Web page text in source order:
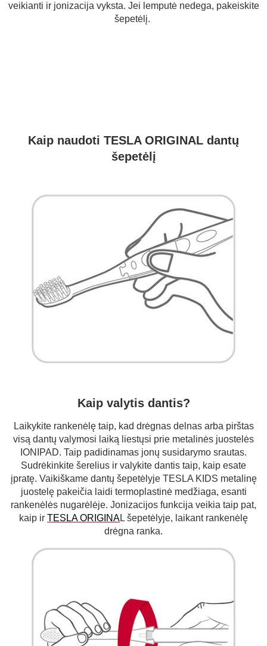
veikianti ir jonizacija vyksta. Jei lemputė nedega, pakeiskite
šepetėlį.
Kaip naudoti TESLA ORIGINAL dantų
šepetėlį
Kaip valytis dantis?
Laikykite rankenėlę taip, kad drėgnas delnas arba pirštas
visą dantų valymosi laiką liestųsi prie metalinės juostelės
IONIPAD. Taip padidinamas jonų susidarymo srautas.
Sudrėkinkite šerelius ir valykite dantis taip, kaip esate
įpratę. Vaikiškame dantų šepetėlyje TESLA KIDS metalinę
juostelę pakeičia laidi termoplastinė medžiaga, esanti
rankenėlės nugarėlėje. Jonizacijos funkcija veikia taip pat,
kaip ir TESLA ORIGINAL šepetėlyje, laikant rankenėlę
drėgna ranka.